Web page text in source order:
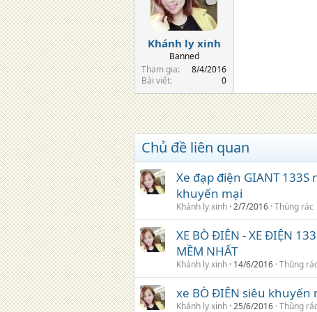
Khánh ly xinh
Banned
Tham gia
8/4/2016
Bài viết
0
Chủ đề liên quan
Xe đạp điện GIANT
khuyến mại
Khánh ly xinh 2/7/2016 Thùng rác
XE BÒ ĐIÊN - XE ĐIỆN
MỀM NHẤT
Khánh ly xinh 14/6/2016 Thùng rác
xe BÒ ĐIÊN siêu
Khánh ly xinh 25/6/2016 Thùng rác